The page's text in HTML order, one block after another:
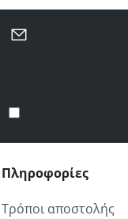
email
σας
Πληροφορίες
Τρόποι αποστολής